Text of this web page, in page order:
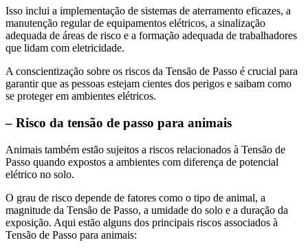
Isso inclui a implementação de sistemas de aterramento eficazes, a
manutenção regular de equipamentos elétricos, a sinalização
adequada de áreas de risco e a formação adequada de trabalhadores
que lidam com eletricidade.
A conscientização sobre os riscos da Tensão de Passo é crucial para
garantir que as pessoas estejam cientes dos perigos e saibam como
se proteger em ambientes elétricos.
– Risco da tensão de passo para animais
Animais também estão sujeitos a riscos relacionados à Tensão de
Passo quando expostos a ambientes com diferença de potencial
elétrico no solo.
O grau de risco depende de fatores como o tipo de animal, a
magnitude da Tensão de Passo, a umidade do solo e a duração da
exposição. Aqui estão alguns dos principais riscos associados à
Tensão de Passo para animais: